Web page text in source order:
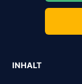
INHALT